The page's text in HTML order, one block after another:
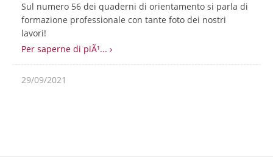
Sul numero 56 dei quaderni di orientamento si parla di
formazione professionale con tante foto dei nostri
lavori!
Per saperne di piÃ¹...
29/09/2021